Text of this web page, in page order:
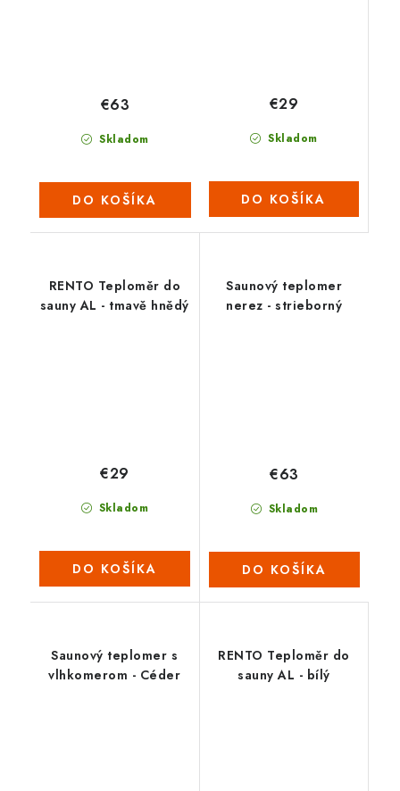
Skladom
€63
DO KOŠÍKA
Skladom
€29
DO KOŠÍKA
RENTO Teploměr do
sauny AL - tmavě hnědý
Skladom
€29
DO KOŠÍKA
Saunový teplomer
nerez - strieborný
Skladom
€63
DO KOŠÍKA
Saunový teplomer s
vlhkomerom - Céder
RENTO Teploměr do
sauny AL - bílý